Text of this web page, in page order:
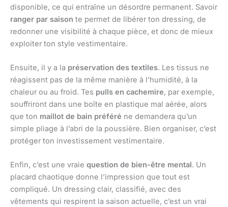
disponible, ce qui entraîne un désordre permanent. Savoir
ranger par saison te permet de libérer ton dressing, de
redonner une visibilité à chaque pièce, et donc de mieux
exploiter ton style vestimentaire.
Ensuite, il y a la préservation des textiles. Les tissus ne
réagissent pas de la même manière à l’humidité, à la
chaleur ou au froid. Tes pulls en cachemire, par exemple,
souffriront dans une boîte en plastique mal aérée, alors
que ton maillot de bain préféré ne demandera qu’un
simple pliage à l’abri de la poussière. Bien organiser, c’est
protéger ton investissement vestimentaire.
Enfin, c’est une vraie question de bien-être mental. Un
placard chaotique donne l’impression que tout est
compliqué. Un dressing clair, classifié, avec des
vêtements qui respirent la saison actuelle, c’est un vrai